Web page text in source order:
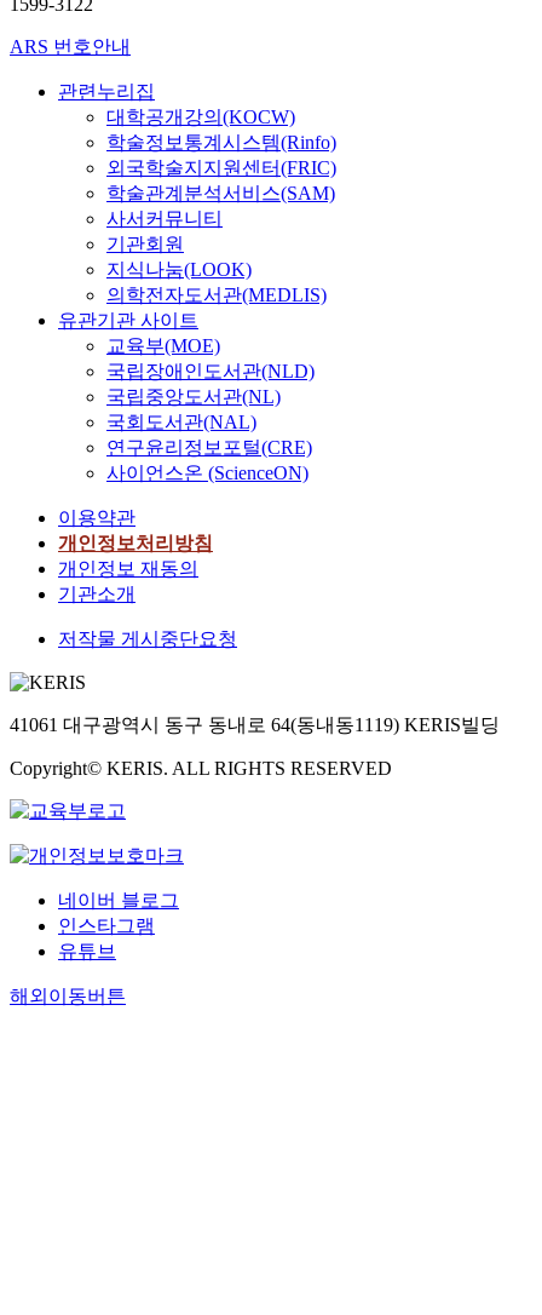
1599-3122
ARS 번호안내
관련누리집
대학공개강의(KOCW)
학술정보통계시스템(Rinfo)
외국학술지지원센터(FRIC)
학술관계분석서비스(SAM)
사서커뮤니티
기관회원
지식나눔(LOOK)
의학전자도서관(MEDLIS)
유관기관 사이트
교육부(MOE)
국립장애인도서관(NLD)
국립중앙도서관(NL)
국회도서관(NAL)
연구윤리정보포털(CRE)
사이언스온 (ScienceON)
이용약관
개인정보처리방침
개인정보 재동의
기관소개
저작물 게시중단요청
41061 대구광역시 동구 동내로 64(동내동1119) KERIS빌딩
Copyright© KERIS. ALL RIGHTS RESERVED
네이버 블로그
인스타그램
유튜브
해외이동버튼